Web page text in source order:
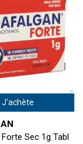
J'achète
Sec 1g Tabl